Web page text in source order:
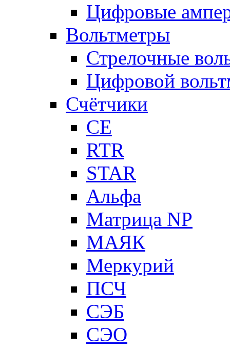
Цифровые
Вольтметры
Стрелочные
Цифровой
Счётчики
CE
RTR
STAR
Альфа
Матрица NP
МАЯК
Меркурий
ПСЧ
СЭБ
СЭО